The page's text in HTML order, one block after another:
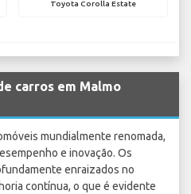
Toyota Corolla Estate
carros em Malmo
mundialmente renomada,
e inovação. Os
enraizados no
contínua, o que é evidente